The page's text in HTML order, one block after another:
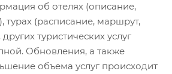
об отелях (описание,
турах (расписание, маршрут,
туристических услуг
Обновления, а также
объема услуг происходит